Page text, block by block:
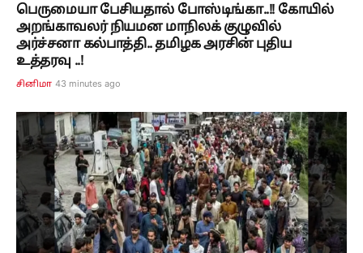
பெருமையா பேசியதால் போஸ்டிங்கா..!! கோயில்
அறங்காவலர் நியமன மாநிலக் குழுவில்
அர்ச்சனா கல்பாத்தி.. தமிழக அரசின் புதிய
உத்தரவு ..!
சினிமா 43 minutes ago